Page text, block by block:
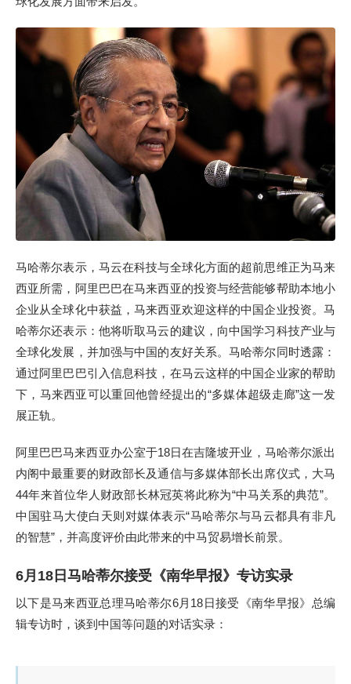
马哈蒂尔表示，马云在科技与全球化方面的超前思维正为马来
西亚所需，阿里巴巴在马来西亚的投资与经营能够帮助本地小
企业从全球化中获益，马来西亚欢迎这样的中国企业投资。马
哈蒂尔还表示：他将听取马云的建议，向中国学习科技产业与
全球化发展，并加强与中国的友好关系。马哈蒂尔同时透露：
通过阿里巴巴引入信息科技，在马云这样的中国企业家的帮助
下，马来西亚可以重回他曾经提出的“多媒体超级走廊”这一发
展正轨。
阿里巴巴马来西亚办公室于18日在吉隆坡开业，马哈蒂尔派出
内阁中最重要的财政部长及通信与多媒体部长出席仪式，大马
44年来首位华人财政部长林冠英将此称为“中马关系的典范”。
中国驻马大使白天则对媒体表示“马哈蒂尔与马云都具有非凡
的智慧”，并高度评价由此带来的中马贸易增长前景。
6月18日马哈蒂尔接受《南华早报》专访实录
以下是马来西亚总理马哈蒂尔6月18日接受《南华早报》总编
辑专访时，谈到中国等问题的对话实录：